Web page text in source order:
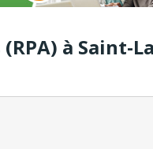
à Saint-